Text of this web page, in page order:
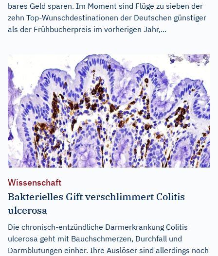
bares Geld sparen. Im Moment sind Flüge zu sieben der
zehn Top-Wunschdestinationen der Deutschen günstiger
als der Frühbucherpreis im vorherigen Jahr,...
Wissenschaft
Bakterielles Gift verschlimmert Colitis
ulcerosa
Die chronisch-entzündliche Darmerkrankung Colitis
ulcerosa geht mit Bauchschmerzen, Durchfall und
Darmblutungen einher. Ihre Auslöser sind allerdings noch